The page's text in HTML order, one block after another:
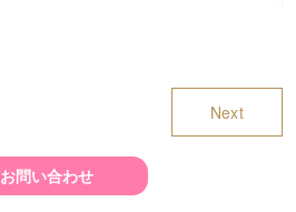
Next
お問い合わせ